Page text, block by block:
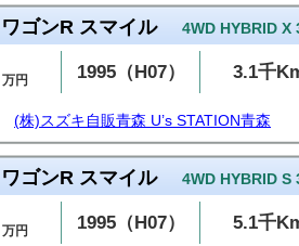
ワゴンR スマイル 4WD HYBRID X
万円 1995（H07） 3.1千
(株)スズキ自販青森 U’s STATION青森
ワゴンR スマイル 4WD HYBRID S
万円 1995（H07） 5.1千